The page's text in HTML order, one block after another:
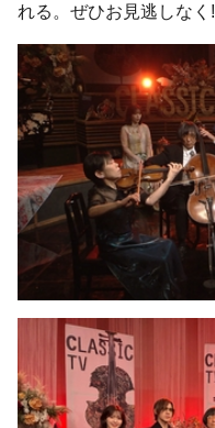
れる。ぜひお見逃しなく!